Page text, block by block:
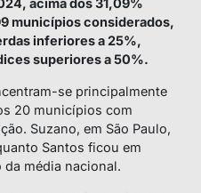
acima dos 31,09%
municípios considerados,
inferiores a 25%,
superiores a 50%.
se principalmente
20 municípios com
Suzano, em São Paulo,
Santos ficou em
média nacional.